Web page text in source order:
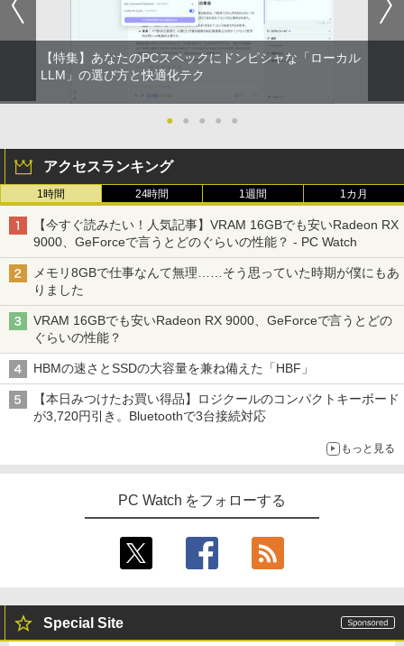
【特集】あなたのPCスペックにドンピシャな「ローカル
LLM」の選び方と快適化テク
● ● ● ● ●
アクセスランキング
1時間 24時間 1週間 1カ月
【今すぐ読みたい！人気記事】VRAM 16GBでも安いRadeon RX
9000、GeForceで言うとどのぐらいの性能？ - PC Watch
メモリ8GBで仕事なんて無理……そう思っていた時期が僕にもあ
りました
VRAM 16GBでも安いRadeon RX 9000、GeForceで言うとどの
ぐらいの性能？
HBMの速さとSSDの大容量を兼ね備えた「HBF」
【本日みつけたお買い得品】ロジクールのコンパクトキーボード
が3,720円引き。Bluetoothで3台接続対応
もっと見る
PC Watch をフォローする
Special Site